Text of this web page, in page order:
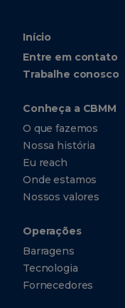
Início
Entre em contato
Trabalhe conosco
Conheça a CBMM
O que fazemos
Nossa história
Eu reach
Onde estamos
Nossos valores
Operações
Barragens
Tecnologia
Fornecedores